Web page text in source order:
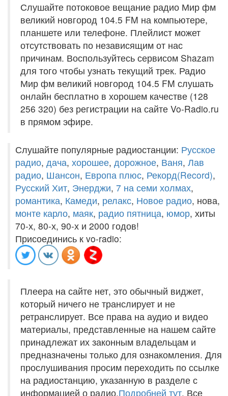
Слушайте потоковое вещание радио Мир фм
великий новгород 104.5 FM на компьютере,
планшете или телефоне. Плейлист может
отсутствовать по независящим от нас
причинам. Воспользуйтесь сервисом Shazam
для того чтобы узнать текущий трек. Радио
Мир фм великий новгород 104.5 FM слушать
онлайн бесплатно в хорошем качестве (128
256 320) без регистрации на сайте Vo-Radio.ru
в прямом эфире.
Слушайте популярные радиостанции: Русское
радио, дача, хорошее, дорожное, Ваня, Лав
радио, Шансон, Европа плюс, Рекорд(Record),
Русский Хит, Энерджи, 7 на семи холмах,
романтика, Камеди, релакс, Новое радио, нова,
монте карло, маяк, радио пятница, юмор, хиты
70-х, 80-х, 90-х и 2000 годов!
Присоединись к vo-radio:
Плеера на сайте нет, это обычный виджет,
который ничего не транслирует и не
ретранслирует. Все права на аудио и видео
материалы, представленные на нашем сайте
принадлежат их законным владельцам и
предназначены только для ознакомления. Для
прослушивания просим переходить по ссылке
на радиостанцию, указанную в разделе с
информацией о радио.Подробней тут. Все